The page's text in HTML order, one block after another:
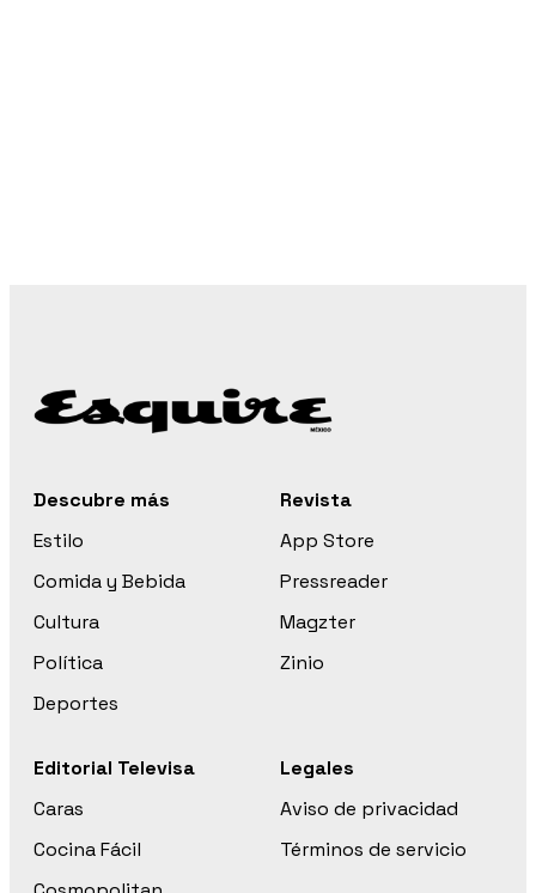
Descubre más
Estilo
Comida y Bebida
Cultura
Política
Deportes
Revista
App Store
Pressreader
Magzter
Zinio
Editorial Televisa
Caras
Cocina Fácil
Legales
Aviso de privacidad
Términos de servicio